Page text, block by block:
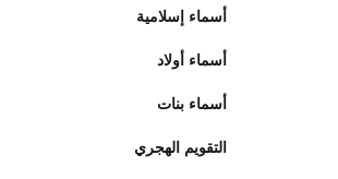
أسماء إسلامية
أسماء أولاد
أسماء بنات
التقويم الهجري